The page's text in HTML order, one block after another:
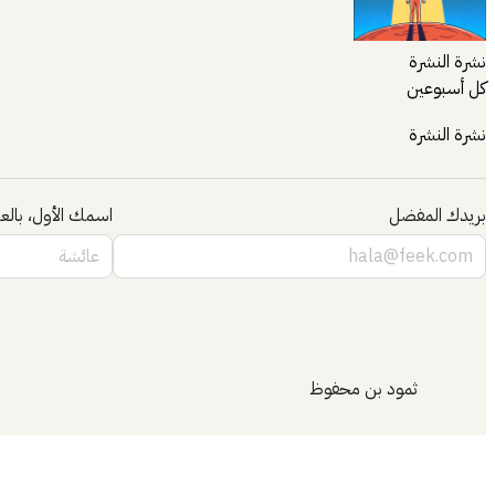
نشرة النشرة
كل أسبوعين
نشرة النشرة
بريدك المفضل اسمك الأول،
ثمود بن محفوظ